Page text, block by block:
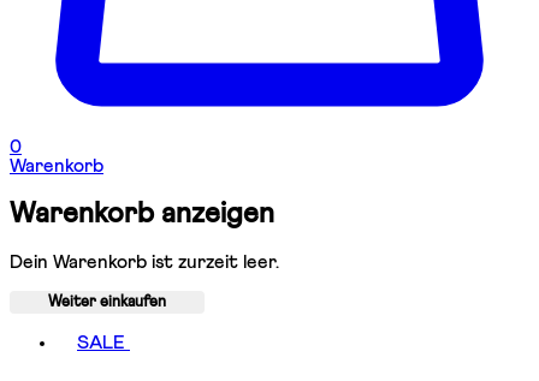
0
Warenkorb
Warenkorb anzeigen
Dein Warenkorb ist zurzeit leer.
Weiter einkaufen
SALE